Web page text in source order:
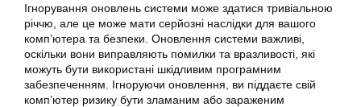
Ігнорування оновлень системи може здатися тривіальною
річчю, але це може мати серйозні наслідки для вашого
комп’ютера та безпеки. Оновлення системи важливі,
оскільки вони виправляють помилки та вразливості, які
можуть бути використані шкідливим програмним
забезпеченням. Ігноруючи оновлення, ви піддаєте свій
комп’ютер ризику бути зламаним або зараженим